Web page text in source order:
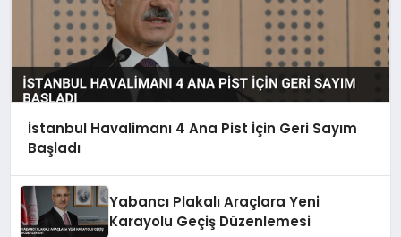
İstanbul Havalimanı 4 Ana Pist İçin Geri Sayım
Başladı
Yabancı Plakalı Araçlara Yeni
Karayolu Geçiş Düzenlemesi